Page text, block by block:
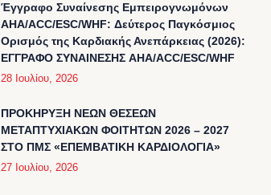
Έγγραφο Συναίνεσης Εμπειρογνωμόνων
AHA/ACC/ESC/WHF: Δεύτερος Παγκόσμιος
Ορισμός της Καρδιακής Ανεπάρκειας (2026):
ΕΓΓΡΑΦΟ ΣΥΝΑΙΝΕΣΗΣ AHA/ACC/ESC/WHF
28 Ιουλίου, 2026
ΠΡΟΚΗΡΥΞΗ ΝΕΩΝ ΘΕΣΕΩΝ
ΜΕΤΑΠΤΥΧΙΑΚΩΝ ΦΟΙΤΗΤΩΝ 2026 – 2027
ΣΤΟ ΠΜΣ «ΕΠΕΜΒΑΤΙΚΗ ΚΑΡΔΙΟΛΟΓΙΑ»
27 Ιουλίου, 2026